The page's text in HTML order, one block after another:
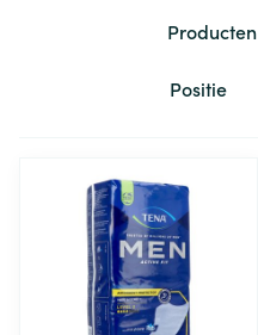
Producten
Sorteer op: